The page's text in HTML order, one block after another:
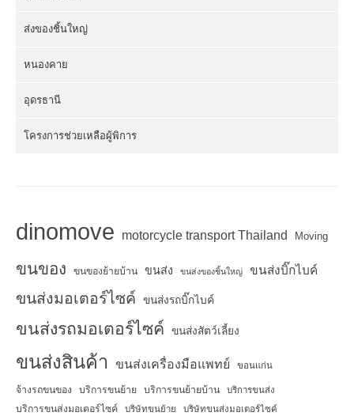
ส่งของชิ้นใหญ่
หนองคาย
อุดรธานี
โครงการช่วยเหลือผู้พิการ
dinomove motorcycle transport Thailand Moving
ขนของ ขนของย้ายบ้าน ขนส่ง ขนส่งของชิ้นใหญ่ ขนส่งบิ๊กไบค์
ขนส่งมอเตอร์ไซค์ ขนส่งรถบิ๊กไบค์
ขนส่งรถมอเตอร์ไซค์ ขนส่งสัตว์เลี้ยง
ขนส่งสินค้า ขนส่งเครื่องมือแพทย์ ขอนแก่น
จ้างรถขนของ บริการขนย้าย บริการขนย้ายบ้าน บริการขนส่ง
บริการขนส่งมอเตอร์ไซค์ บริษัทขนย้าย บริษัทขนส่งมอเตอร์ไซค์